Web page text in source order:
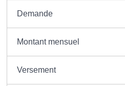
Demande
Montant mensuel
Versement